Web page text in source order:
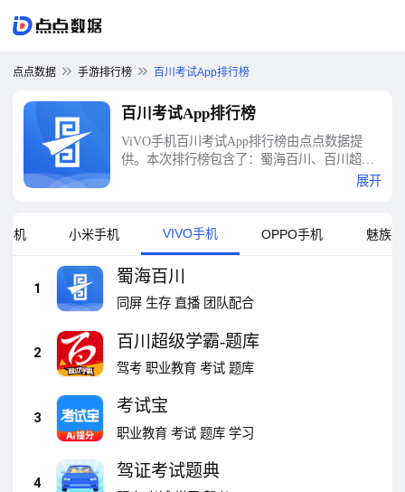
点点数据 手游排行榜 百川考试App排行榜
百川考试App排行榜
ViVO手机百川考试App排行榜由点点数据提
供。本次排行榜包含了：蜀海百川、百川超级
学霸-题库、考试宝、驾证考试题典、百川铸魂
展开
机 小米手机 VIVO手机 OPPO手机 魅族
1
蜀海百川
同屏 生存 直播 团队配合
2
百川超级学霸-题库
驾考 职业教育 考试 题库
3
考试宝
职业教育 考试 题库 学习
4
驾证考试题典